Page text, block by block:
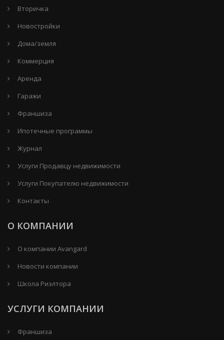
Вторичка
Новостройки
Дома/земля
Коммерция
Аренда
Гаражи
Франшиза
Ипотечные программы
Журнал
Услуги Продавцу недвижимости
Услуги Покупателю недвижимости
Контакты
О КОМПАНИИ
О компании Avangard
Новости компании
Школа Риэлтора
УСЛУГИ КОМПАНИИ
Франшиза